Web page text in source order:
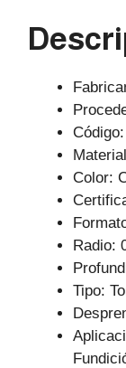
p
o
Color:
Radio:
Tipo: